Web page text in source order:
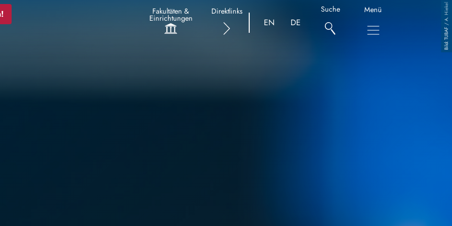
Fakultäten &
Einrichtungen
Direktlinks
EN DE
Suche Menü TUBAF / A. Hiekel